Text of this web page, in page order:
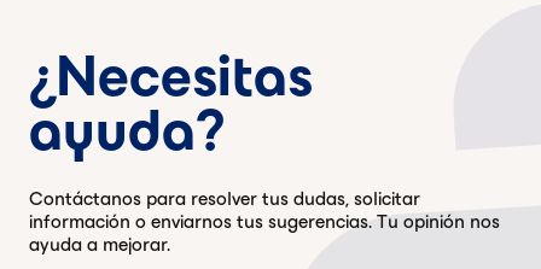
¿Necesitas
ayuda?
Contáctanos para resolver tus dudas, solicitar
información o enviarnos tus sugerencias. Tu opinión nos
ayuda a mejorar.